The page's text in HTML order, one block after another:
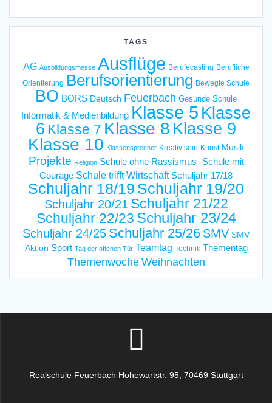
TAGS
AG Ausbildungsmesse Ausflüge Berufecasting Berufliche
Orientierung Berufsorientierung Bewegte Schule
BO BORS Deutsch Feuerbach Gesunde Schule
Informatik & Medienbildung Klasse 5 Klasse
6 Klasse 7 Klasse 8 Klasse 9
Klasse 10 Klassensprecher Kreativ sein Kunst Musik
Projekte Religion Schule ohne Rassismus -Schule mit
Courage Schule trifft Wirtschaft Schuljahr 17/18
Schuljahr 18/19 Schuljahr 19/20
Schuljahr 20/21 Schuljahr 21/22
Schuljahr 22/23 Schuljahr 23/24
Schuljahr 24/25 Schuljahr 25/26 SMV SMV
Aktion Sport Tag der offenen Tür Teamtag Technik Thementag
Themenwoche Weihnachten
Realschule Feuerbach Hohewartstr. 95, 70469 Stuttgart